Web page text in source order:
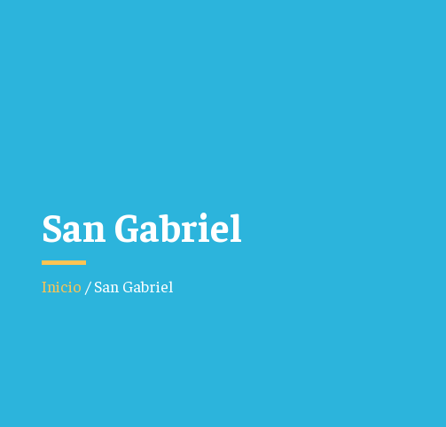
San Gabriel
Inicio /San Gabriel